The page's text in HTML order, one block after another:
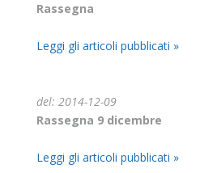
Rassegna
Leggi gli articoli pubblicati »
del: 2014-12-09
Rassegna 9 dicembre
Leggi gli articoli pubblicati »